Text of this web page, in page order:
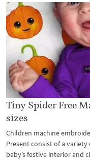
Tiny Spider Free
sizes
Children machine
Present consist of a
baby’s festive interior and